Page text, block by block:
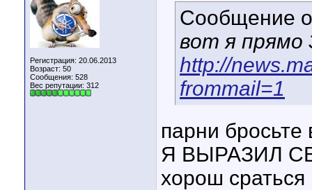
Регистрация: 20.06.2013
Возраст: 50
Сообщения: 528
Вес репутации: 312
Сообщение
вот я прямо
http://
frommail=1
парни бросьте
Я ВЫРАЗИЛ
хорош сраться